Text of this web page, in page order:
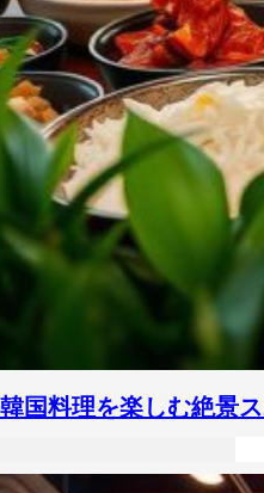
国料理を楽しむ絶景